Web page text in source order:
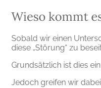
Wieso kommt
Sobald wir einen
diese „Störung“ zu
Grundsätzlich ist dies
Jedoch greifen wir